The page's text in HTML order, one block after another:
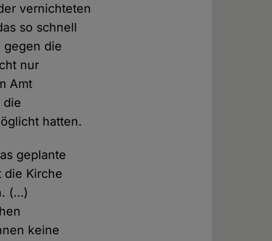
vernichteten
so schnell
gegen die
nur
Amt
die
hatten.
geplante
die Kirche
(…)
keine